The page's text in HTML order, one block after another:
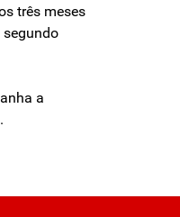
três meses
segundo
a